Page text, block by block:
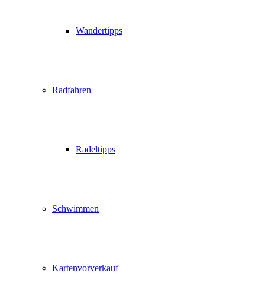
Wandertipps
Radfahren
Radeltipps
Schwimmen
Kartenvorverkauf